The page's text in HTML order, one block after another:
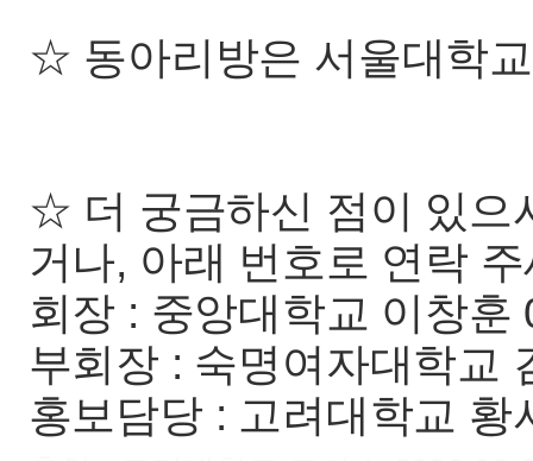
☆ 동아리방은 서울대학
☆ 더 궁금하신 점이 있으
거나, 아래 번호로 연락
회장 : 중앙대학교 이창훈
부회장 : 숙명여자대학교
홍보담당 : 고려대학교